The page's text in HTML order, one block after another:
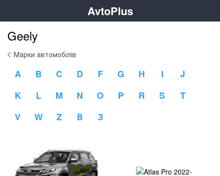
AvtoPlus
Geely
Марки автомобілів
A B C D F G H I
J
K
L M N O P R S
T
V
W Z В З